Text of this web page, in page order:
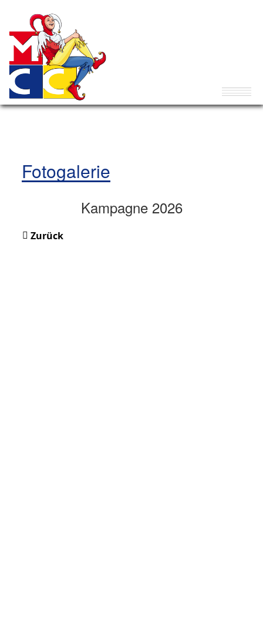
Fotogalerie
Kampagne 2026
Zurück